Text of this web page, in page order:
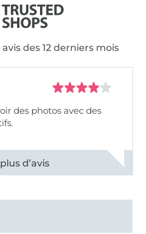
des 12 derniers mois
des photos avec des
commentaires